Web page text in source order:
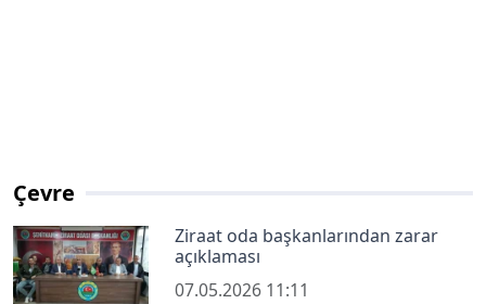
Çevre
Ziraat oda başkanlarından zarar
açıklaması
07.05.2026 11:11